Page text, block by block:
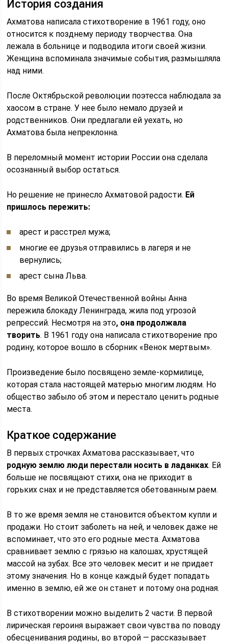
История создания
Ахматова написала стихотворение в 1961 году, оно
относится к позднему периоду творчества. Она
лежала в больнице и подводила итоги своей жизни.
Женщина вспоминала значимые события, размышляла
над ними.
После Октябрьской революции поэтесса наблюдала за
хаосом в стране. У нее было немало друзей и
родственников. Они предлагали ей уехать, но
Ахматова была непреклонна.
В переломный момент истории России она сделала
осознанный выбор остаться.
Но решение не принесло Ахматовой радости. Ей
пришлось пережить:
арест и расстрел мужа;
многие ее друзья отправились в лагеря и не
вернулись;
арест сына Льва.
Во время Великой Отечественной войны Анна
пережила блокаду Ленинграда, жила под угрозой
репрессий. Несмотря на это, она продолжала
творить. В 1961 году она написала стихотворение про
родину, которое вошло в сборник «Венок мертвым».
Произведение было посвящено земле-кормилице,
которая стала настоящей матерью многим людям. Но
общество забыло об этом и перестало ценить родные
места.
Краткое содержание
В первых строчках Ахматова рассказывает, что
родную землю люди перестали носить в ладанках. Ей
больше не посвящают стихи, она не приходит в
горьких снах и не представляется обетованным раем.
В то же время земля не становится объектом купли и
продажи. Но стоит заболеть на ней, и человек даже не
вспоминает, что это его родные места. Ахматова
сравнивает землю с грязью на калошах, хрустящей
массой на зубах. Все это человек месит и не придает
этому значения. Но в конце каждый будет попадать
именно в землю, ей же он станет и потому она родная.
В стихотворении можно выделить 2 части. В первой
лирическая героиня выражает свои чувства по поводу
обесценивания родины, во второй — рассказывает